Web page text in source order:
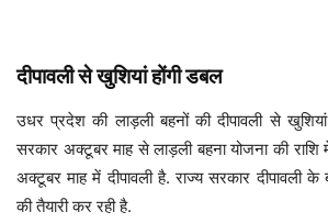
दीपावली से खुशियां होंगी डबल
उधर प्रदेश की लाड़ली बहनों की दीपावली से
सरकार अक्टूबर माह से लाड़ली बहना योजना की राशि
अक्टूबर माह में दीपावली है. राज्य सरकार दीपावली के
की तैयारी कर रही है.